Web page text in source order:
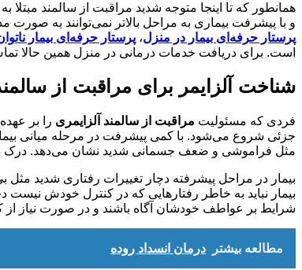
همانطور که تا اینجا متوجه شدید مراقبت از سالمند
و با پیشرفت بیماری به مراحل بالاتر نمی‌توانند به
پرستار حرفه‌ای بیمار در منزل، پرستار حرفه‌ای بیمار
است. برای دریافت خدمات درمانی در منزل همین حالا
شناخت آلزایمر برای مراقبت از
فردی که مسئولیت مراقبت از سالمند آلزایمری را بر
جزئی شروع می‌شود. با کمی پیشرفت در مرحله میانی
مثل فراموشی و ضعف جسمانی شدید نشان می‌دهد. درک
بیمار در مراحل پیشرفته دچار تغییرات رفتاری شدید مثل
بیمار نباید به خاطر رفتار‌هایی که در کنترل خودش نیست
شرایط بر عواطف خودشان آگاه باشند و در صورت نیاز از
مطالعه بیشتر درمان انسداد روده